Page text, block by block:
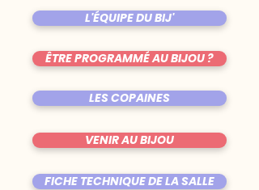
L'ÉQUIPE DU BIJ'
ÊTRE PROGRAMMÉ AU BIJOU ?
LES COPAINES
VENIR AU BIJOU
FICHE TECHNIQUE DE LA SALLE